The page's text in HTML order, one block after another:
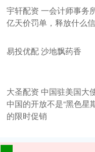
宇轩配资 一会计师事务
亿天价罚单，释放什么
易投优配 沙地飘药香
大圣配资 中国驻美国大
中国的开放不是“黑色星
的限时促销